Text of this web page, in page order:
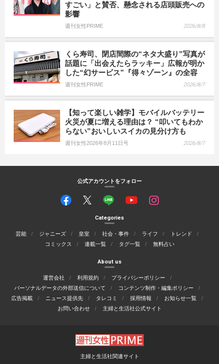
すごい」と賛否、懸念される店頭販売への
影響
週刊女性PRIME 2026/8/8
くら寿司、閉店間際の“ネタ大盛り”写真が
話題に「出会えたらラッキー」広報が明か
した“幻サービス”『得々ゾーン』の全容
週刊女性PRIME 2026/8/7
【知って楽しい雑学】モバイルバッテリー
火災が夏に増える理由は？ “叩いてもわか
らない”おいしいスイカの見分け方も
週刊女性2026年8月11日号 2026/8/7
公式アカウントをフォロー
Categories
芸能 ジャニーズ 皇室 社会・事件 ライフ
トレンド
コミックス
連載一覧 タグ一覧 無料占い
About us
運営会社 利用規約
プライバシーポリシー
パーソナルデータの外部送信について
コンテンツ制作・編集ポリシー
広告掲載
ニュース提供先 タレコミ 採用情報
お知らせ一覧
お問い合わせ
主婦と生活社公式サイト
主婦と生活社関連サイト